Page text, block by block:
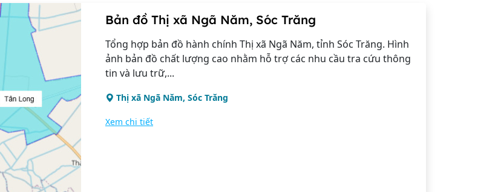
Bản đồ Thị xã Ngã Năm, Sóc Trăng
Tổng hợp bản đồ hành chính Thị xã Ngã Năm, tỉnh Sóc Trăng. Hình
ảnh bản đồ chất lượng cao nhằm hỗ trợ các nhu cầu tra cứu thông
tin và lưu trữ,...
Thị xã Ngã Năm, Sóc Trăng
Xem chi tiết